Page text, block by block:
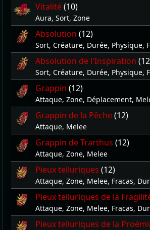
Vitalité(10)
Aura, Sort, Zone
Absolution (12)
Sort, Créature, Durée, Physique,
Absolution de l'Inspiration
Sort, Créature, Durée, Physique,
Grappin (12)
Attaque, Zone, Déplacement,
Grappin de la Pêche(12)
Attaque, Melee
Grappin de Trarthus (12)
Attaque, Zone, Melee
Pieux telluriques (12)
Attaque, Zone, Melee, Fracas,
Pieux telluriques de la
Attaque, Zone, Melee, Fracas,
Pieux telluriques de la